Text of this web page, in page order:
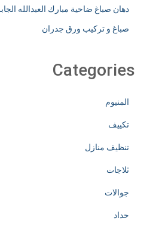
صباغ و تركيب ورق جدران
Categories
المنيوم
تكييف
تنظيف منازل
ثلاجات
جوالات
حداد